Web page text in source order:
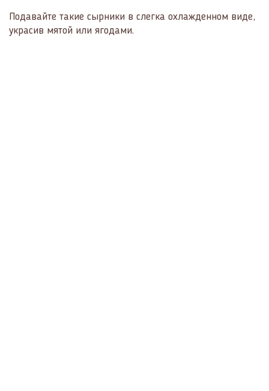
Подавайте такие сырники в слегка охлажденном виде,
украсив мятой или ягодами.